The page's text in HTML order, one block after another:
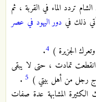
تردد الماء في القربة ، ثم
ذلك في دور اليهود في عصر
الجزيرة ) 4
.
تمادت ، حتى لا يبقى
رجل من أهل بيتي ) 5
.
المشابهة عدة صفات